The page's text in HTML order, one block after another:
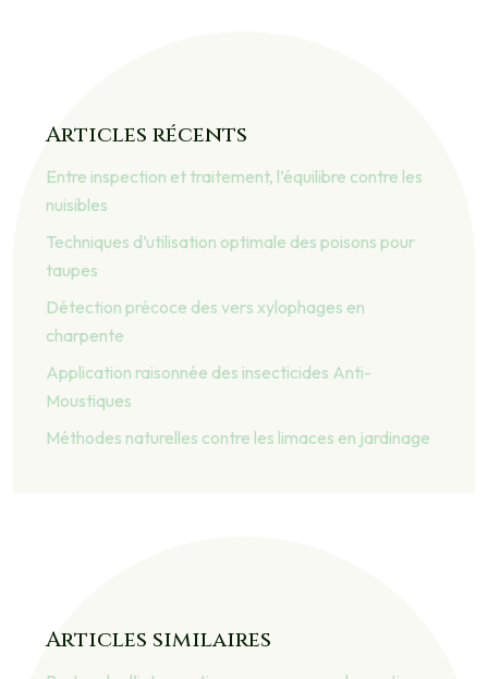
Articles récents
Entre inspection et traitement, l’équilibre contre les
nuisibles
Techniques d’utilisation optimale des poisons pour
taupes
Détection précoce des vers xylophages en
charpente
Application raisonnée des insecticides Anti-
Moustiques
Méthodes naturelles contre les limaces en jardinage
Articles similaires